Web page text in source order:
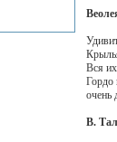
Вся
Гордо
очень
В.